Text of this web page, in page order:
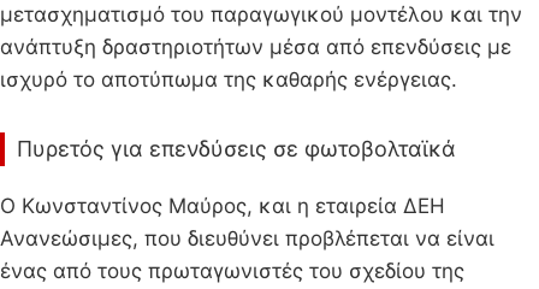
μετασχηματισμό του παραγωγικού μοντέλου και την
ανάπτυξη δραστηριοτήτων μέσα από επενδύσεις με
ισχυρό το αποτύπωμα της καθαρής ενέργειας.
Πυρετός για επενδύσεις σε φωτοβολταϊκά
Ο Κωνσταντίνος Μαύρος, και η εταιρεία ΔΕΗ
Ανανεώσιμες, που διευθύνει προβλέπεται να είναι
ένας από τους πρωταγωνιστές του σχεδίου της